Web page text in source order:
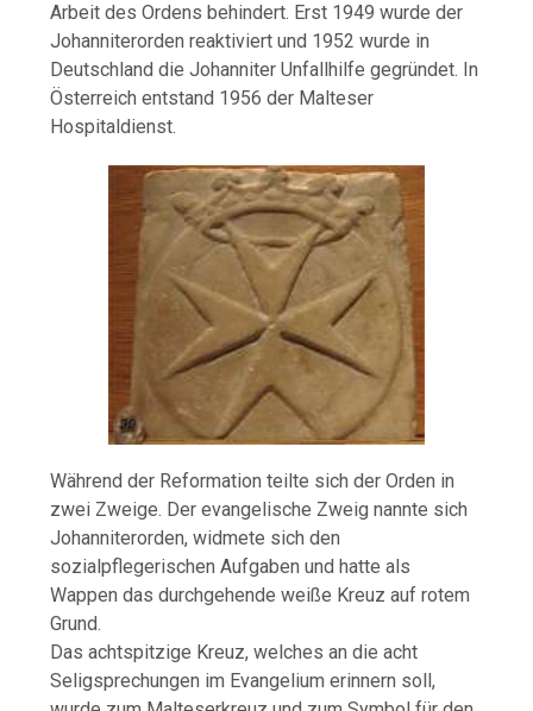
Arbeit des Ordens behindert. Erst 1949 wurde der
Johanniterorden reaktiviert und 1952 wurde in
Deutschland die Johanniter Unfallhilfe gegründet. In
Österreich entstand 1956 der Malteser
Hospitaldienst.
Während der Reformation teilte sich der Orden in
zwei Zweige. Der evangelische Zweig nannte sich
Johanniterorden, widmete sich den
sozialpflegerischen Aufgaben und hatte als
Wappen das durchgehende weiße Kreuz auf rotem
Grund.
Das achtspitzige Kreuz, welches an die acht
Seligsprechungen im Evangelium erinnern soll,